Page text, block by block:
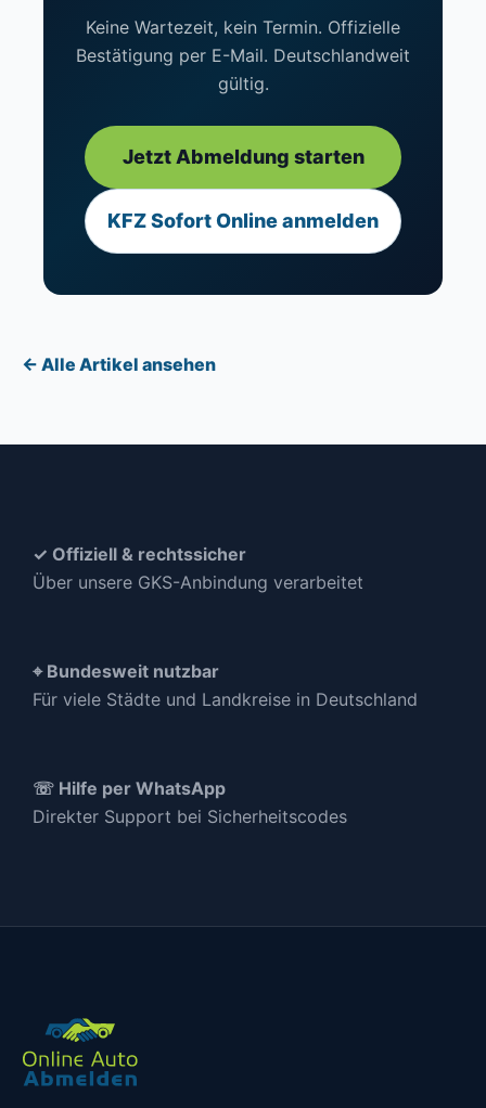
Keine Wartezeit, kein Termin. Offizielle
Bestätigung per E-Mail. Deutschlandweit
gültig.
Jetzt Abmeldung starten
KFZ Sofort Online anmelden
← Alle Artikel ansehen
✓ Offiziell & rechtssicher
Über unsere GKS-Anbindung verarbeitet
⌖ Bundesweit nutzbar
Für viele Städte und Landkreise in Deutschland
☏ Hilfe per WhatsApp
Direkter Support bei Sicherheitscodes